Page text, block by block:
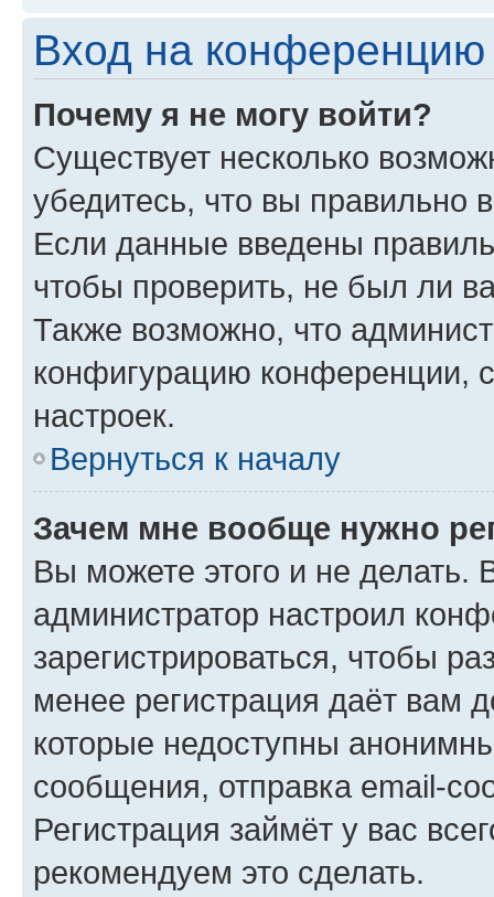
Вход на конференцию
Почему я не могу войти?
Существует несколько
убедитесь, что вы правильно
Если данные введены
чтобы проверить, не был ли
Также возможно, что
конфигурацию конференции,
настроек.
Вернуться к началу
Зачем мне вообще нужно
Вы можете этого и не делать.
администратор настроил
зарегистрироваться, чтобы
менее регистрация даёт вам
которые недоступны
сообщения, отправка email-
Регистрация займёт у вас
рекомендуем это сделать.